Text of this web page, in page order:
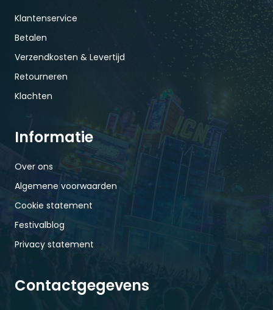
Klantenservice
Betalen
Verzendkosten & Levertijd
Retourneren
Klachten
Informatie
Over ons
Algemene voorwaarden
Cookie statement
Festivalblog
Privacy statement
Contactgegevens